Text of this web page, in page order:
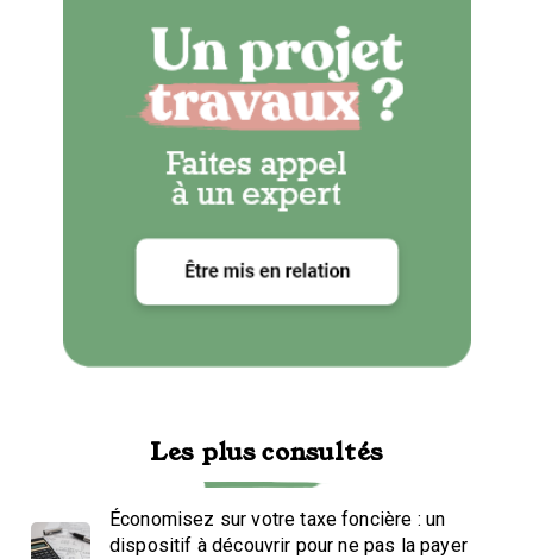
Les plus consultés
Économisez sur votre taxe foncière : un
dispositif à découvrir pour ne pas la payer